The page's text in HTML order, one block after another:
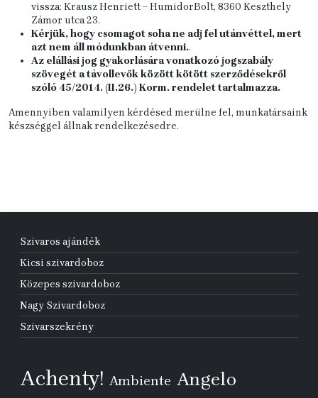
vissza: Krausz Henriett – HumidorBolt, 8360 Keszthely
Zámor utca 23.
Kérjük, hogy csomagot soha ne adj fel utánvéttel, mert
azt nem áll módunkban átvenni..
Az elállási jog gyakorlására vonatkozó jogszabály
szövegét a távollevők között kötött szerződésekről
szóló 45/2014. (II.26.) Korm. rendelet tartalmazza.
Amennyiben valamilyen kérdésed merülne fel, munkatársaink
készséggel állnak rendelkezésedre.
Szivaros ajándék
Kicsi szivardoboz
Közepes szivardoboz
Nagy Szivardoboz
Szivarszekrény
Achenty! Ambiente Angelo